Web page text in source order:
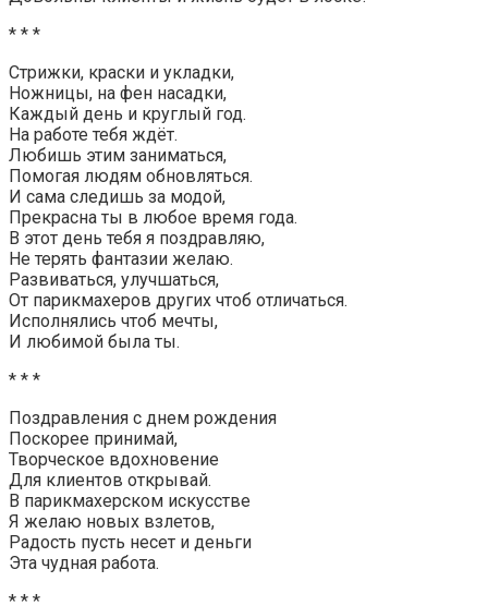
* * *
Стрижки, краски и укладки,
Ножницы, на фен насадки,
Каждый день и круглый год.
На работе тебя ждёт.
Любишь этим заниматься,
Помогая людям обновляться.
И сама следишь за модой,
Прекрасна ты в любое время года.
В этот день тебя я поздравляю,
Не терять фантазии желаю.
Развиваться, улучшаться,
От парикмахеров других чтоб отличаться.
Исполнялись чтоб мечты,
И любимой была ты.
* * *
Поздравления с днем рождения
Поскорее принимай,
Творческое вдохновение
Для клиентов открывай.
В парикмахерском искусстве
Я желаю новых взлетов,
Радость пусть несет и деньги
Эта чудная работа.
* * *